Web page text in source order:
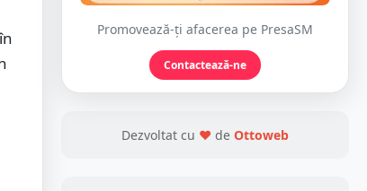
Promovează-ți afacerea pe PresaSM
Contactează-ne
Dezvoltat cu ❤ de Ottoweb